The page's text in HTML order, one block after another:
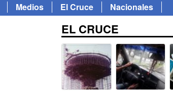
Medios El Cruce
Nacionales
EL CRUCE